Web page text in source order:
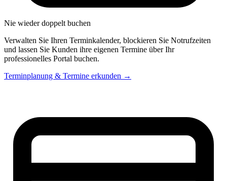
Nie wieder doppelt buchen
Verwalten Sie Ihren Terminkalender, blockieren Sie Notrufzeiten
und lassen Sie Kunden ihre eigenen Termine über Ihr
professionelles Portal buchen.
Terminplanung & Termine erkunden →